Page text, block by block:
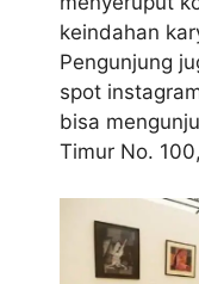
keindahan
Pengunjung
spot
bisa
Timur No.